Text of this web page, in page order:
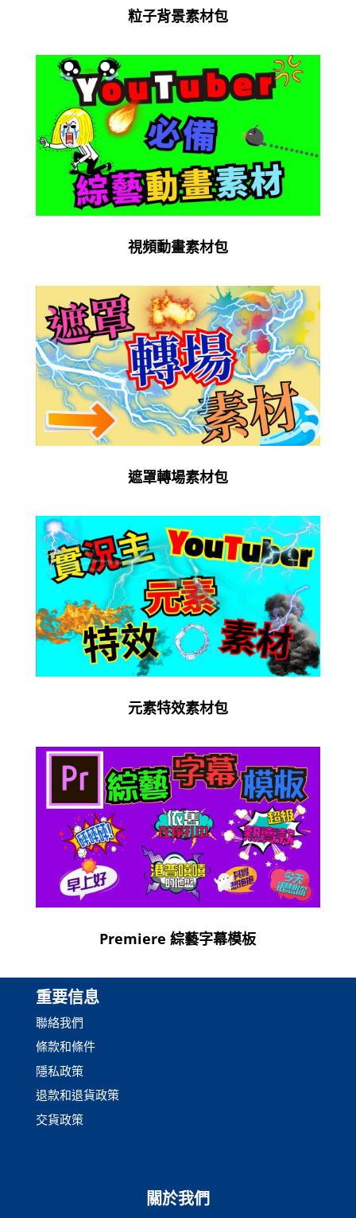
粒子背景素材包
視頻動畫素材包
遮罩轉場素材包
元素特效素材包
Premiere 綜藝字幕模板
重要信息
聯絡我們
條款和條件
隱私政策
退款和退貨政策
交貨政策
關於我們